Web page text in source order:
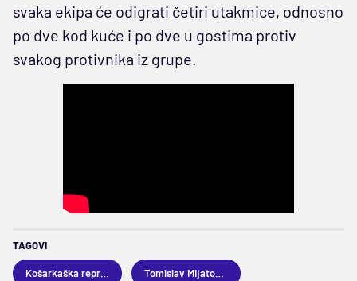
svaka ekipa će odigrati četiri utakmice, odnosno
po dve kod kuće i po dve u gostima protiv
svakog protivnika iz grupe.
TAGOVI